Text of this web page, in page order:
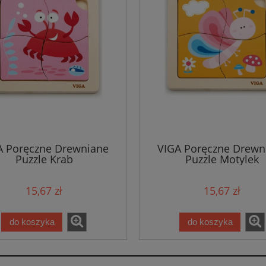
Poręczne Drewniane
Puzzle Krab
15,67 zł
do koszyka
VIGA Poręczne
Puzzle Motylek
15,67 zł
do koszyka